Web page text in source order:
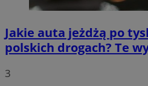
Jakie auta jeżdżą po
polskich drogach? Te
3